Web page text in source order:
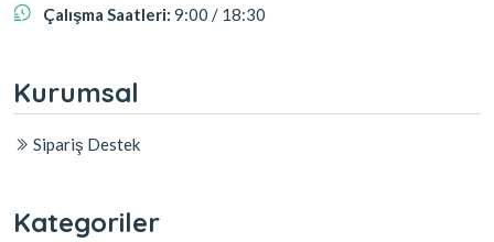
Çalışma Saatleri: 9:00 / 18:30
Kurumsal
Sipariş Destek
Kategoriler